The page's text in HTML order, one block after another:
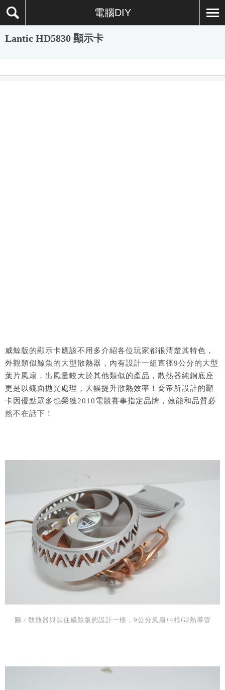
電腦DIY
Lantic HD5830 顯示卡
威鯨版的顯示卡應該不用多介紹各位玩家都很清楚其特色，
外觀類似鯨魚的大型散熱器，內有設計一組直徑9公分的大型
葉片風扇，出風量較大於其他類似的產品，散熱器純銅底座
更是以鏡面拋光處理，大幅提升散熱效率！喬帝所設計的顯
卡因優點眾多也榮獲2010電競賽事指定品牌，效能和品質必
然不在話下！
圖 / 散熱器與以往威鯨版的設計一樣，9公分風扇+4根G2熱導管